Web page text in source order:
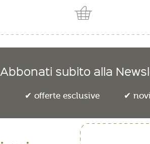
Abbonati subito alla
offerte esclusive